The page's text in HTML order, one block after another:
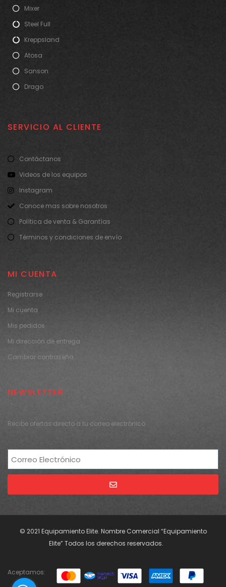
Mixer
Steel Full
Kreppsland
Atosa
Sanson
Drago
SERVICIO AL CLIENTE
Contáctanos
Videos de los equipos
Instagram
Conoce mas sobre nosotros
Política de venta & Garantías
Términos y condiciones de envío
MI CUENTA
Registrarse
Mi cuenta
Mis pedidos
Mi dirección de entrega
Cambiar contraseña
NEWSLETTER
Recibe ofertas directo a tu correo electrónico
© 2021 Equipamiento Elite. Nombre Comercial “Equipamiento
Elite” Todos los derechos reservados.
Aceptamos: